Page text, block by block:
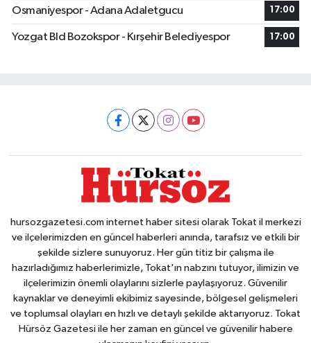
Osmaniyespor - Adana Adaletgucu 17:00
Yozgat Bld Bozokspor - Kırşehir Belediyespor 17:00
hursozgazetesi.com internet haber sitesi olarak Tokat il merkezi
ve ilçelerimizden en güncel haberleri anında, tarafsız ve etkili bir
şekilde sizlere sunuyoruz. Her gün titiz bir çalışma ile
hazırladığımız haberlerimizle, Tokat'ın nabzını tutuyor, ilimizin ve
ilçelerimizin önemli olaylarını sizlerle paylaşıyoruz. Güvenilir
kaynaklar ve deneyimli ekibimiz sayesinde, bölgesel gelişmeleri
ve toplumsal olayları en hızlı ve detaylı şekilde aktarıyoruz. Tokat
Hürsöz Gazetesi ile her zaman en güncel ve güvenilir habere